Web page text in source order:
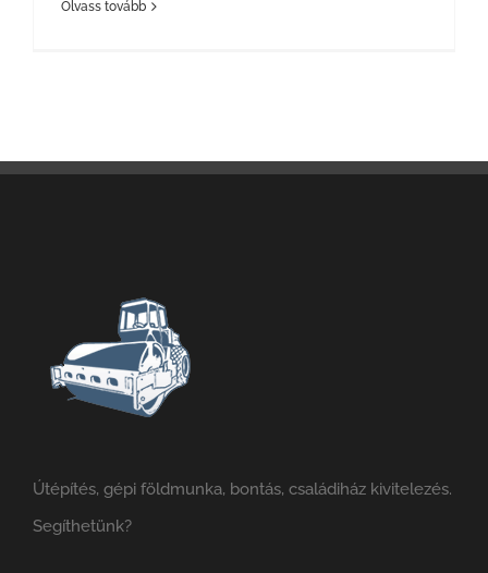
Olvass tovább
Útépítés, gépi földmunka, bontás, családiház kivitelezés.
Segíthetünk?